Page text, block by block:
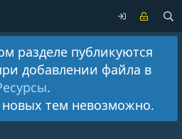
разделе публикуются
добавлении файла в
.
новых тем невозможно.